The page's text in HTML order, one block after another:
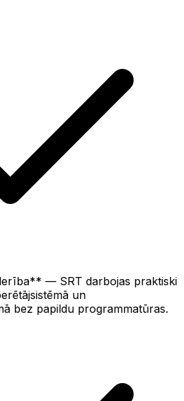
— SRT darbojas praktiski
un
bez papildu programmatūras.